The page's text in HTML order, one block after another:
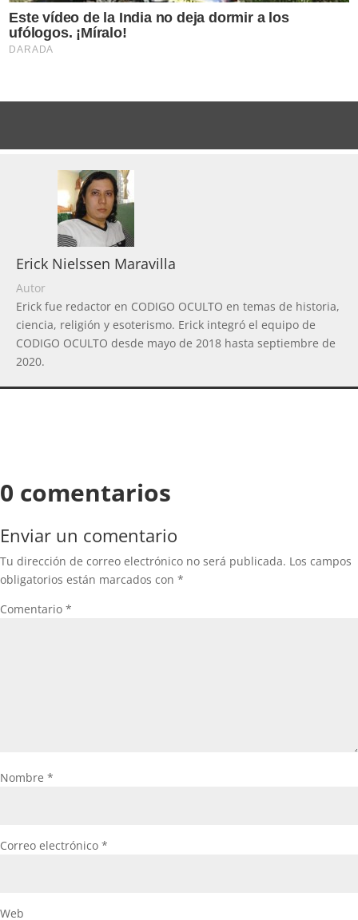
Erick Nielssen Maravilla
Autor
Erick fue redactor en CODIGO OCULTO en temas de historia,
ciencia, religión y esoterismo. Erick integró el equipo de
CODIGO OCULTO desde mayo de 2018 hasta septiembre de
2020.
0 comentarios
Enviar un comentario
Tu dirección de correo electrónico no será publicada. Los campos
obligatorios están marcados con *
Comentario *
Nombre *
Correo electrónico *
Web